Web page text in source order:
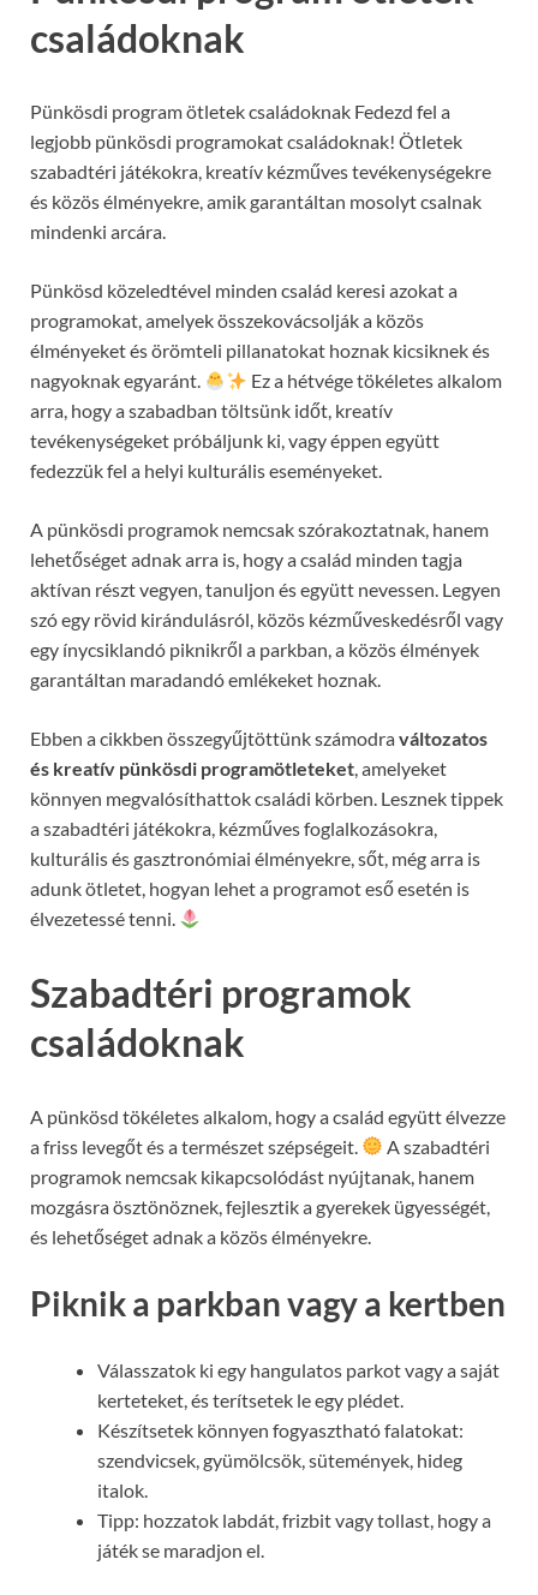
családoknak
Pünkösdi program ötletek családoknak Fedezd fel a
legjobb pünkösdi programokat családoknak! Ötletek
szabadtéri játékokra, kreatív kézműves tevékenységekre
és közös élményekre, amik garantáltan mosolyt csalnak
mindenki arcára.
Pünkösd közeledtével minden család keresi azokat a
programokat, amelyek összekovácsolják a közös
élményeket és örömteli pillanatokat hoznak kicsiknek és
nagyoknak egyaránt.
Ez a hétvége tökéletes alkalom
arra, hogy a szabadban töltsünk időt, kreatív
tevékenységeket próbáljunk ki, vagy éppen együtt
fedezzük fel a helyi kulturális eseményeket.
A pünkösdi programok nemcsak szórakoztatnak, hanem
lehetőséget adnak arra is, hogy a család minden tagja
aktívan részt vegyen, tanuljon és együtt nevessen. Legyen
szó egy rövid kirándulásról, közös kézműveskedésről vagy
egy ínycsiklandó piknikről a parkban, a közös élmények
garantáltan maradandó emlékeket hoznak.
Ebben a cikkben összegyűjtöttünk számodraváltozatos
és kreatív pünkösdi programötleteket, amelyeket
könnyen megvalósíthattok családi körben. Lesznek tippek
a szabadtéri játékokra, kézműves foglalkozásokra,
kulturális és gasztronómiai élményekre, sőt, még arra is
adunk ötletet, hogyan lehet a programot eső esetén is
élvezetessé tenni.
Szabadtéri programok
családoknak
A pünkösd tökéletes alkalom, hogy a család együtt élvezze
a friss levegőt és a természet szépségeit.
A szabadtéri
programok nemcsak kikapcsolódást nyújtanak, hanem
mozgásra ösztönöznek, fejlesztik a gyerekek ügyességét,
és lehetőséget adnak a közös élményekre.
Piknik a parkban vagy a kertben
Válasszatok ki egy hangulatos parkot vagy a saját
kerteteket, és terítsetek le egy plédet.
Készítsetek könnyen fogyasztható falatokat:
szendvicsek, gyümölcsök, sütemények, hideg
italok.
Tipp: hozzatok labdát, frizbit vagy tollast, hogy a
játék se maradjon el.